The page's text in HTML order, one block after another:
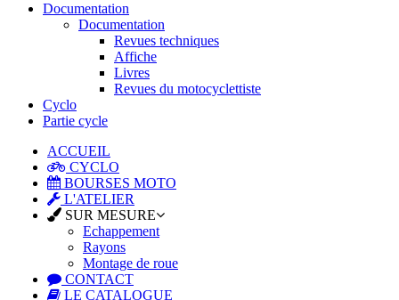
Documentation
Documentation
Revues techniques
Affiche
Livres
Revues du motocyclettiste
Cyclo
Partie cycle
ACCUEIL
CYCLO
BOURSES MOTO
L'ATELIER
SUR MESURE
Echappement
Rayons
Montage de roue
CONTACT
LE CATALOGUE